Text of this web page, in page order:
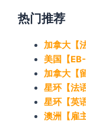
热门推荐
加拿大【
美国【
加拿大【
星环【法
星环【英
澳洲【雇